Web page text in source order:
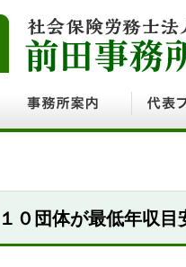
１０団体が最低年収